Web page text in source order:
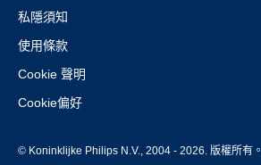
私隱須知
使用條款
Cookie 聲明
Cookie偏好
© Koninklijke Philips N.V., 2004 - 2026. 版權所有。